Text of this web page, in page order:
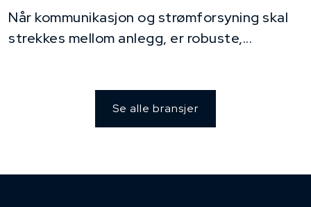
Når kommunikasjon og strømforsyning skal
strekkes mellom anlegg, er robuste,...
Se alle bransjer